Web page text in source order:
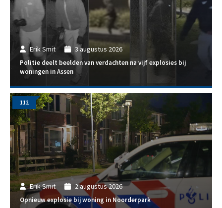
Erik Smit 3 augustus 2026
Politie deelt beelden van verdachten na vijf explosies bij
woningen in Assen
Erik Smit 2 augustus 2026
Opnieuw explosie bij woning in Noorderpark
112